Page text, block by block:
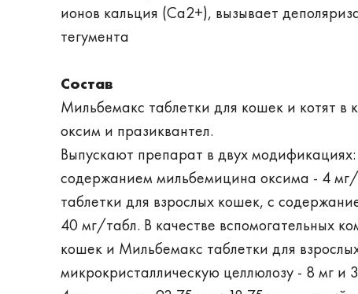
ионов кальция (Са2+), вызывает
тегумента
Состав
Мильбемакс таблетки для кошек и котят
оксим и празиквантел.
Выпускают препарат в двух
содержанием мильбемицина оксима - 4
таблетки для взрослых кошек, с
40 мг/табл. В качестве вспомогательных
кошек и Мильбемакс таблетки для
микрокристаллическую целлюлозу - 8 мг и